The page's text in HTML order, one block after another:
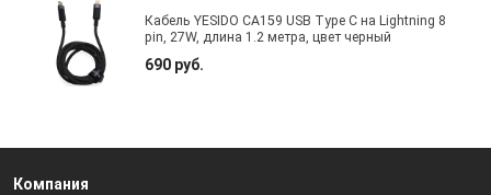
Кабель YESIDO CA159 USB Type C на Lightning 8
pin, 27W, длина 1.2 метра, цвет черный
690 руб.
Компания